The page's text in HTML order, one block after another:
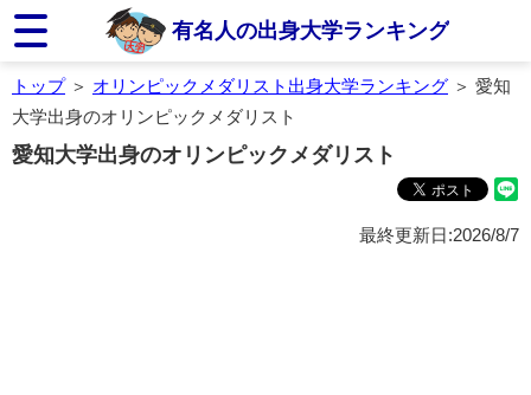
有名人の出身大学ランキング
トップ＞ オリンピックメダリスト出身大学ランキング ＞ 愛知
大学出身のオリンピックメダリスト
愛知大学出身のオリンピックメダリスト
最終更新日:2026/8/7